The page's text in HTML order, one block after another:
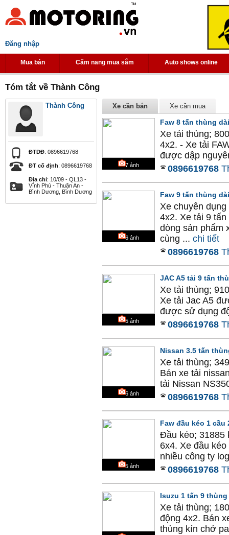
Đăng nhập
Mua bán Cẩm nang mua sắm Auto shows online
Tóm tắt về Thành Công
Thành Công
ĐTDĐ: 0896619768
ĐT cố định: 0896619768
Địa chỉ: 10/09 - QL13 -
Vĩnh Phú - Thuận An -
Bình Dương, Bình Dương
Xe cần bán Xe cần mua
7 ảnh
Faw 8 tấn thùng
Xe tải thùng;
4x2. - Xe tải
được dập
0896619768
6 ảnh
Faw 9 tấn thùng
Xe chuyên
4x2. Xe tải 9
dòng sản phẩm
cùng ... chi tiết
0896619768
5 ảnh
JAC A5 tải 9 tấn
Xe tải thùng;
Xe tải Jac A5
được sử dụng
0896619768
6 ảnh
Nissan 3.5 tấn
Xe tải thùng;
Bán xe tải
tải Nissan
0896619768
5 ảnh
Faw đầu kéo 1 cầu
Đầu kéo; 31885
6x4. Xe đầu
nhiều công ty
0896619768
Isuzu 1 tấn 9
Xe tải thùng;
động 4x2. Bán
thùng kín chở